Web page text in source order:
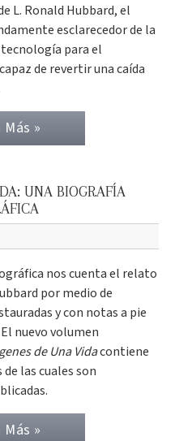
L. Ronald Hubbard, el
esclarecedor de la
para el
de revertir una caída
»
UNA BIOGRAFÍA
nos cuenta el relato
por medio de
y con notas a pie
nuevo volumen
de Una Vidacontiene
las cuales son
»